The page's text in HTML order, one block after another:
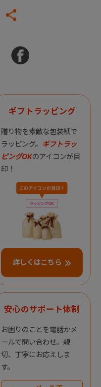
ギフトラッピング
贈り物を素敵な包装紙で
ラッピング。 ギフトラッ
ピングOKのアイコンが目
印！
詳しくはこちら
安心のサポート体制
お困りのことを電話かメ
ールで問い合わせ。親
切、丁寧にお応えしま
す。